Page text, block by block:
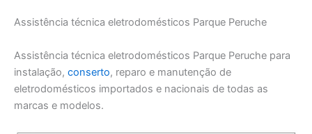
Assistência técnica eletrodomésticos Parque Peruche
Assistência técnica eletrodomésticos Parque Peruche para
instalação, conserto, reparo e manutenção de
eletrodomésticos importados e nacionais de todas as
marcas e modelos.